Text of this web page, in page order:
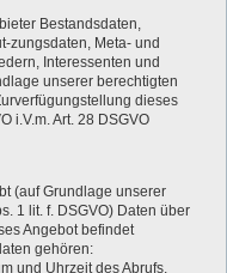
Bestandsdaten,
zungsdaten, Meta- und
Interessenten und
unserer berechtigten
dieses
i.V.m. Art. 28 DSGVO
(auf Grundlage unserer
1 lit. f. DSGVO) Daten über
Angebot befindet
gehören:
und Uhrzeit des Abrufs,